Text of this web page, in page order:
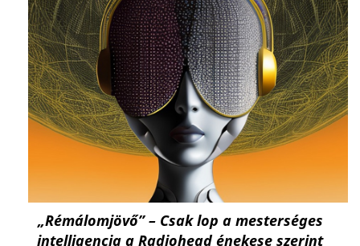
„Rémálomjövő” – Csak lop a mesterséges
intelligencia a Radiohead énekese szerint